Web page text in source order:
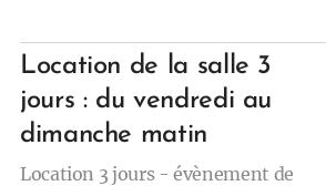
Location de la salle 3
jours : du vendredi au
dimanche matin
Location 3 jours - évènement de